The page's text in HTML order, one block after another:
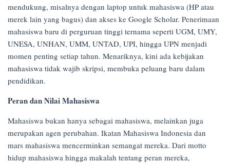
mendukung, misalnya dengan laptop untuk mahasiswa (HP atau
merek lain yang bagus) dan akses ke Google Scholar. Penerimaan
mahasiswa baru di perguruan tinggi ternama seperti UGM, UMY,
UNESA, UNHAN, UMM, UNTAD, UPI, hingga UPN menjadi
momen penting setiap tahun. Menariknya, kini ada kebijakan
mahasiswa tidak wajib skripsi, membuka peluang baru dalam
pendidikan.
Peran dan Nilai Mahasiswa
Mahasiswa bukan hanya sebagai mahasiswa, melainkan juga
merupakan agen perubahan. Ikatan Mahasiswa Indonesia dan
mars mahasiswa mencerminkan semangat mereka. Dari motto
hidup mahasiswa hingga makalah tentang peran mereka,